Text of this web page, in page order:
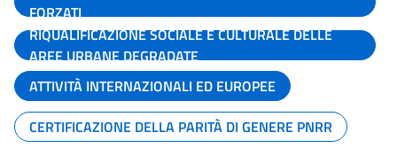
FORZATI
RIQUALIFICAZIONE SOCIALE E CULTURALE DELLE
AREE URBANE DEGRADATE
ATTIVITÀ INTERNAZIONALI ED EUROPEE
CERTIFICAZIONE DELLA PARITÀ DI GENERE PNRR